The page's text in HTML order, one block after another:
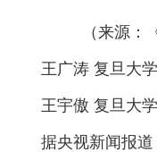
（来源：
王广涛 复旦大
王宇傲 复旦大
据央视新闻报